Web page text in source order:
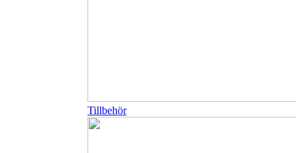
Tillbehör